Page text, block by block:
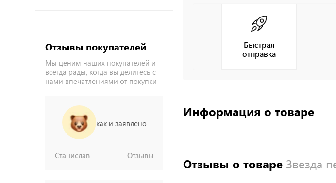
Отзывы покупателей
Мы ценим наших покупателей и
всегда рады, когда вы делитесь с
нами впечатлениями от покупки
как и заявлено
Станислав Отзывы
Быстрая
отправка
Информация о товаре
Отзывы о товаре Звезда